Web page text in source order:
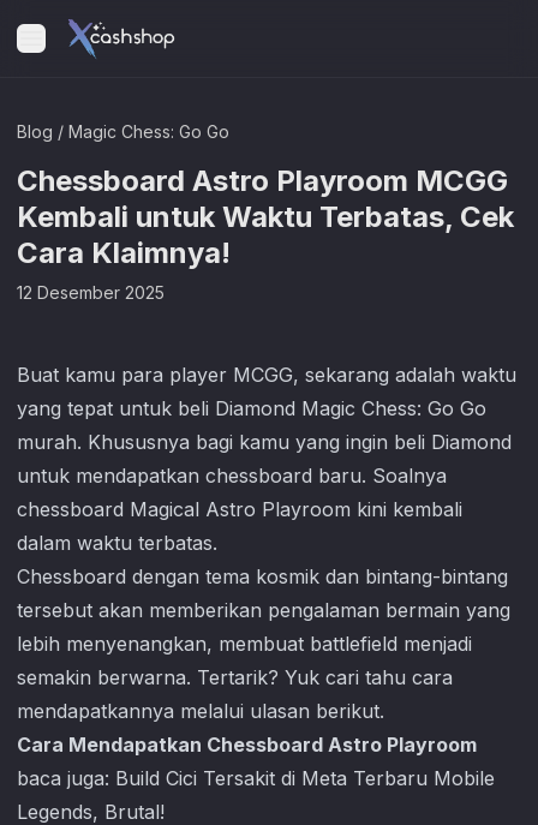
Blog / Magic Chess: Go Go
Chessboard Astro Playroom MCGG
Kembali untuk Waktu Terbatas, Cek
Cara Klaimnya!
12 Desember 2025
Buat kamu para player MCGG, sekarang adalah waktu
yang tepat untuk beli Diamond Magic Chess: Go Go
murah. Khususnya bagi kamu yang ingin beli Diamond
untuk mendapatkan chessboard baru. Soalnya
chessboard Magical Astro Playroom kini kembali
dalam waktu terbatas.
Chessboard dengan tema kosmik dan bintang-bintang
tersebut akan memberikan pengalaman bermain yang
lebih menyenangkan, membuat battlefield menjadi
semakin berwarna. Tertarik? Yuk cari tahu cara
mendapatkannya melalui ulasan berikut.
Cara Mendapatkan Chessboard Astro Playroom
baca juga: Build Cici Tersakit di Meta Terbaru Mobile
Legends, Brutal!